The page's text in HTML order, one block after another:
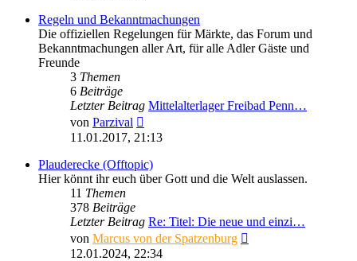
Regeln und Bekanntmachungen
Die offiziellen Regelungen für Märkte, das Forum und
Bekanntmachungen aller Art, für alle Adler Gäste und
Freunde
3 Themen
6 Beiträge
Letzter Beitrag Mittelalterlager Freibad Penn…
von Parzival
Beitrag
11.01.2017, 21:13
Plauderecke (Offtopic)
Hier könnt ihr euch über Gott und die Welt auslassen.
11 Themen
378 Beiträge
Letzter Beitrag Re: Titel: Die neue und einzi…
von Marcus von der Spatzenburg
12.01.2024, 22:34